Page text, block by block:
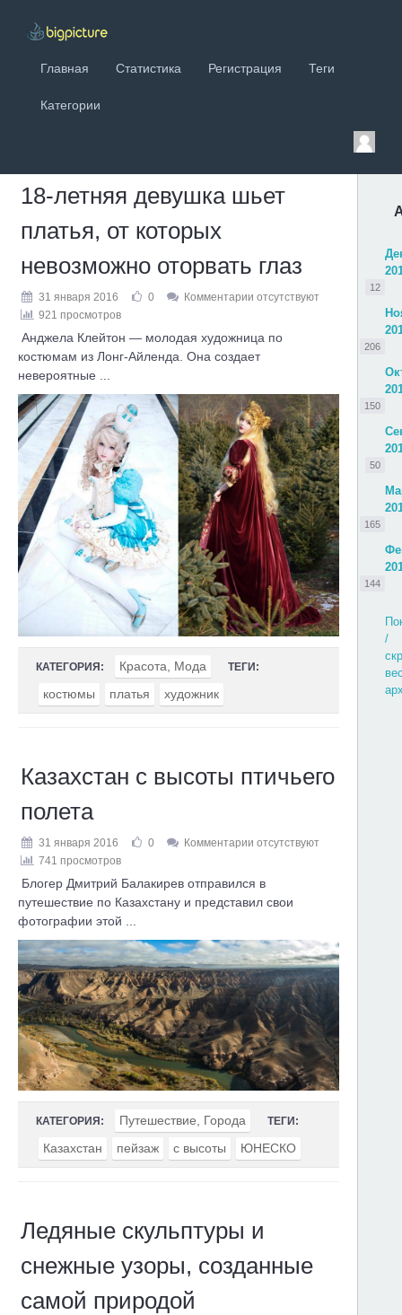
Главная Статистика Регистрация Теги
Категории
12
206
150
50
165
144
/
18-летняя девушка шьет
платья, от которых
невозможно оторвать глаз
31 января 2016 0
Комментарии отсутствуют
921 просмотров
Анджела Клейтон — молодая художница по
костюмам из Лонг-Айленда. Она создает
невероятные ...
КАТЕГОРИЯ: Красота, Мода ТЕГИ:
костюмы платья художник
Казахстан с высоты птичьего
полета
31 января 2016 0
Комментарии отсутствуют
741 просмотров
Блогер Дмитрий Балакирев отправился в
путешествие по Казахстану и представил свои
фотографии этой ...
КАТЕГОРИЯ: Путешествие, Города ТЕГИ:
Казахстан пейзаж с высоты ЮНЕСКО
Ледяные скульптуры и
снежные узоры, созданные
самой природой